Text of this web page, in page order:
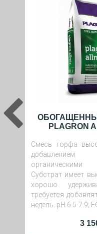
PLAGRON
Смесь торфа
Субстрат имеет
хорошо
требуется
недель. pH 6.5-7.9;
3